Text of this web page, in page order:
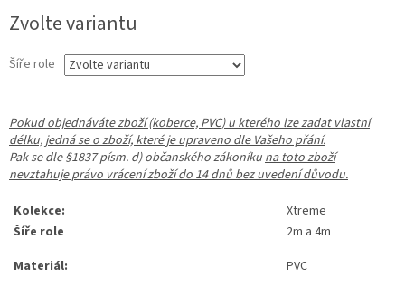
cena:
Zvolte variantu
Šíře role
Pokud objednáváte zboží (koberce, PVC) u kterého lze zadat vlastní
délku, jedná se o zboží, které je upraveno dle Vašeho přání.
Pak se dle §1837 písm. d) občanského zákoníku na toto zboží
nevztahuje právo vrácení zboží do 14 dnů bez uvedení důvodu.
Kolekce:
Xtreme
Šíře role
Materiál:
2m a 4m
PVC